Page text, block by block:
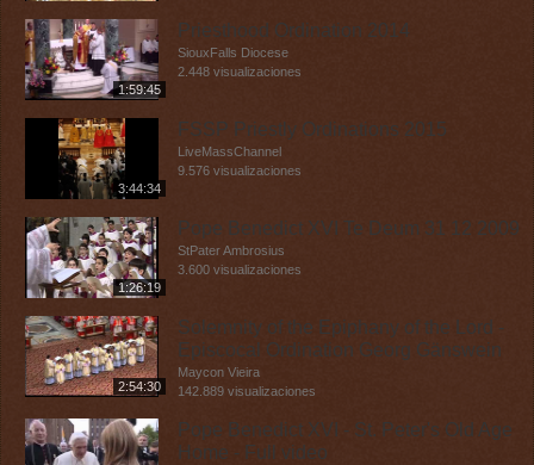
Priesthood Ordination 2014
SiouxFalls Diocese
2.448 visualizaciones
1:59:45
FSSP Priestly Ordinations 2015
LiveMassChannel
9.576 visualizaciones
3:44:34
Pope Benedict XVI Te Deum 31 12 2009
StPater Ambrosius
3.600 visualizaciones
1:26:19
Solemnity of the Epiphany of the Lord -
Episcocal Ordination Georg Gänswein
Maycon Vieira
142.889 visualizaciones
2:54:30
Pope Benedict XVI - St. Peter's Old Age
Home - Full video